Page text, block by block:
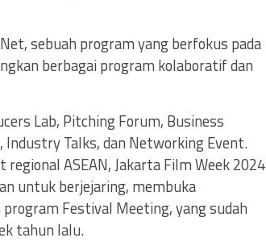
sebuah program yang berfokus pada
berbagai program kolaboratif dan
Lab, Pitching Forum, Business
Talks, dan Networking Event.
ASEAN, Jakarta Film Week 2024
untuk berjejaring, membuka
Festival Meeting, yang sudah
tahun lalu.